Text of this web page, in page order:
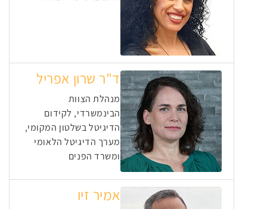
ד"ר שרון אפריל
מנהלת הצוות
הבינמשרדי, לקידום
הדיגיטל בשלטון המקומי,
מערך הדיגיטל הלאומי
ומשרד הפנים
אמיר זיו